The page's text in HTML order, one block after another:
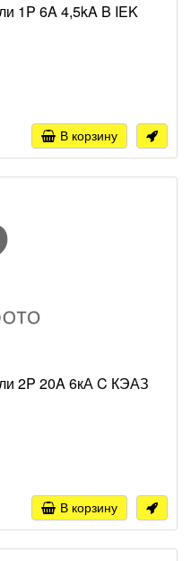
1P 6A 4,5kA B IEK
В корзину
2P 20A 6кА C КЭАЗ
В корзину